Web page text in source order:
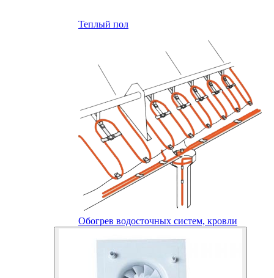
Теплый пол
Обогрев водосточных систем, кровли